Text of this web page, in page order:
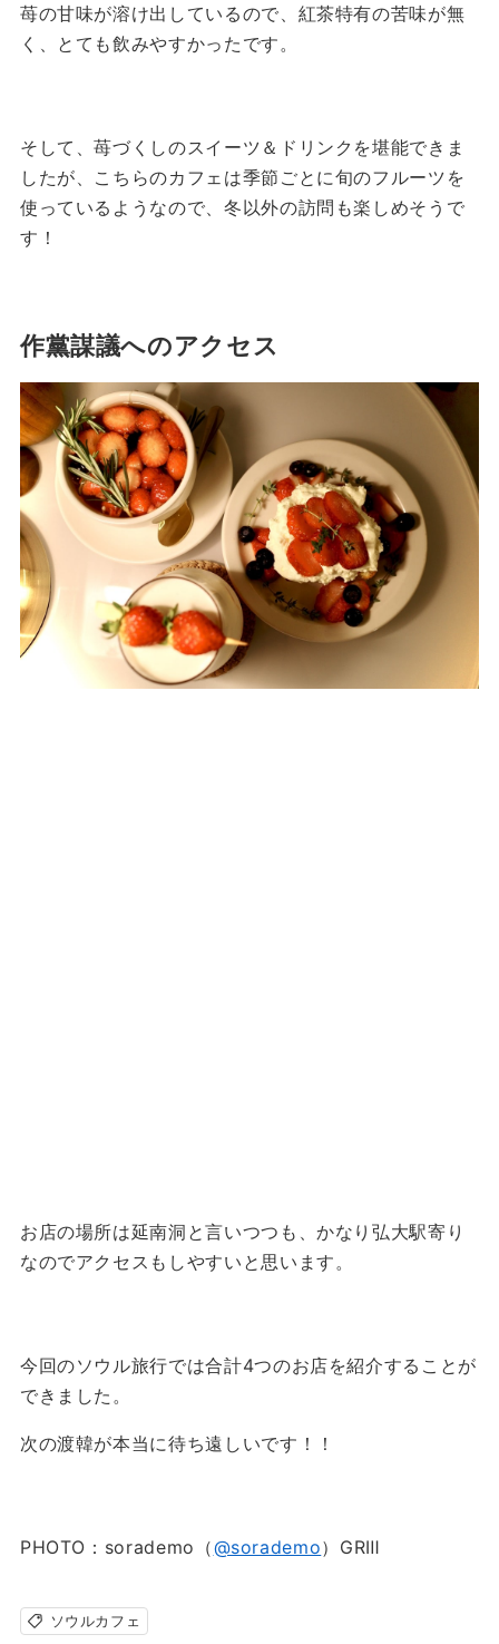
苺の甘味が溶け出しているので、紅茶特有の苦味が無
く、とても飲みやすかったです。
そして、苺づくしのスイーツ＆ドリンクを堪能できま
したが、こちらのカフェは季節ごとに旬のフルーツを
使っているようなので、冬以外の訪問も楽しめそうで
す！
作黨謀議へのアクセス
お店の場所は延南洞と言いつつも、かなり弘大駅寄り
なのでアクセスもしやすいと思います。
今回のソウル旅行では合計4つのお店を紹介することが
できました。
次の渡韓が本当に待ち遠しいです！！
PHOTO：sorademo（@sorademo）GRⅢ
ソウルカフェ